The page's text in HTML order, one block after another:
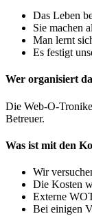
Das Leben
Sie machen
Man lernt
Es festigt
Wer organisiert
Die Web-O-
Betreuer.
Was ist mit den
Wir
Die Kosten
Externe
Bei einigen